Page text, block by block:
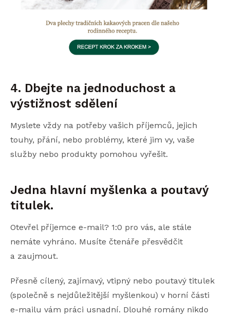
4. Dbejte na jednoduchost a
výstižnost sdělení
Myslete vždy na potřeby vašich příjemců, jejich
touhy, přání, nebo problémy, které jim vy, vaše
služby nebo produkty pomohou vyřešit.
Jedna hlavní myšlenka a poutavý
titulek.
Otevřel příjemce e-mail? 1:0 pro vás, ale stále
nemáte vyhráno. Musíte čtenáře přesvědčit
a zaujmout.
Přesně cílený, zajímavý, vtipný nebo poutavý titulek
(společně s nejdůležitější myšlenkou) v horní části
e-mailu vám práci usnadní. Dlouhé romány nikdo